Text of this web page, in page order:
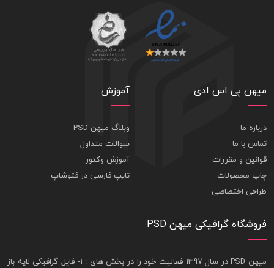
میهن پی اس ادی
درباره ما
تماس با ما
قوانین و مقررات
چاپ محصولات
طراحی اختصاصی
آموزش
وبلاگ میهن PSD
سوالات متداول
آموزش وکتور
تایپ فارسی در فتوشاپ
فروشگاه گرافیکی میهن PSD
ميهن PSD در سال 1397 فعاليت خود را در بخش های : 1-
فايل گرافيکی لايه باز